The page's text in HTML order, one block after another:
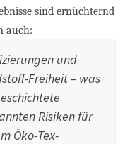
sind ernüchternd
auch:
und
Freiheit – was
Risiken für
Öko-Tex-